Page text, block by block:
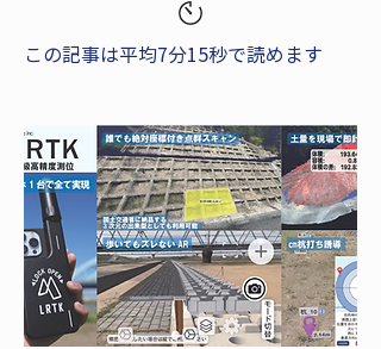
この記事は平均7分15秒で読めます